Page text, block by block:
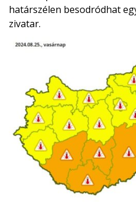
határszélen besodródhat
zivatar.